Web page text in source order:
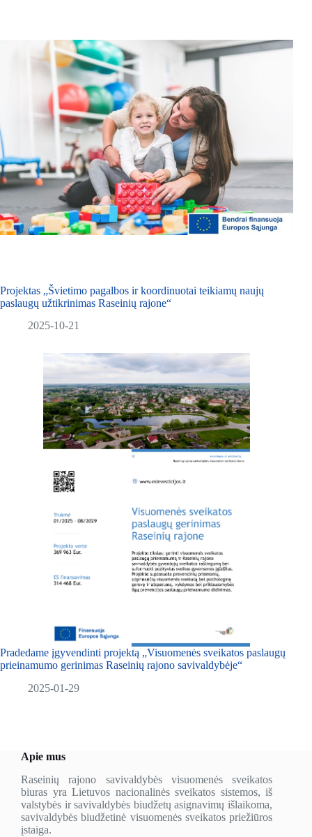
Projektas „Švietimo pagalbos ir koordinuotai teikiamų naujų
paslaugų užtikrinimas Raseinių rajone“
2025-10-21
Pradedame įgyvendinti projektą „Visuomenės sveikatos paslaugų
prieinamumo gerinimas Raseinių rajono savivaldybėje“
2025-01-29
Apie mus
Raseinių rajono savivaldybės visuomenės sveikatos
biuras yra Lietuvos nacionalinės sveikatos sistemos, iš
valstybės ir savivaldybės biudžetų asignavimų išlaikoma,
savivaldybės biudžetinė visuomenės sveikatos priežiūros
įstaiga.